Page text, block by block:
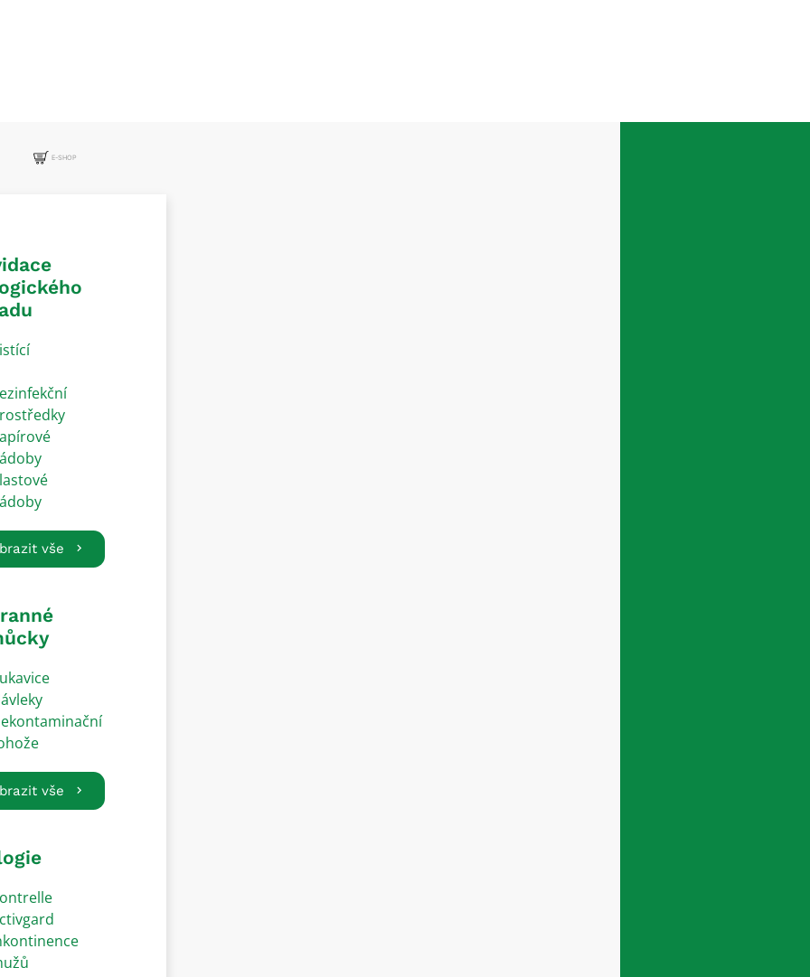
E-SHOP
vše
vše